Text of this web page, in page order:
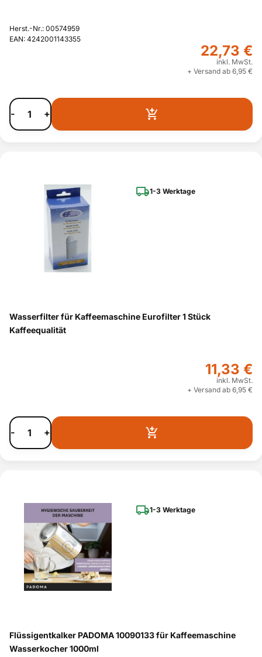
Herst.-Nr.: 00574959
EAN: 4242001143355
22,73 €
inkl. MwSt.
+ Versand ab 6,95 €
- +
1-3 Werktage
Wasserfilter für Kaffeemaschine Eurofilter 1 Stück
Kaffeequalität
11,33 €
inkl. MwSt.
+ Versand ab 6,95 €
- +
1-3 Werktage
Flüssigentkalker PADOMA 10090133 für Kaffeemaschine
Wasserkocher 1000ml